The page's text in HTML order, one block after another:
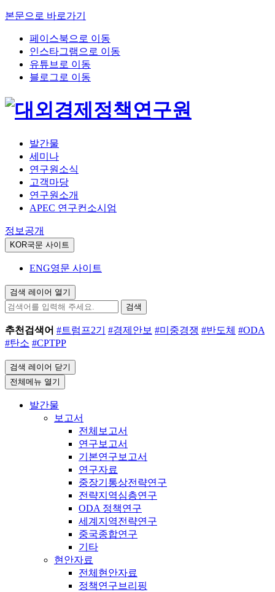
본문으로 바로가기
페이스북으로 이동
인스타그램으로 이동
유튜브로 이동
블로그로 이동
발간물
세미나
연구원소식
고객마당
연구원소개
APEC 연구컨소시엄
정보공개
KOR국문 사이트
ENG영문 사이트
검색 레이어 열기
검색
추천검색어 #트럼프2기 #경제안보 #미중경쟁 #반도체 #ODA
#탄소 #CPTPP
검색 레이어 닫기
전체메뉴 열기
발간물
보고서
전체보고서
연구보고서
기본연구보고서
연구자료
중장기통상전략연구
전략지역심층연구
ODA 정책연구
세계지역전략연구
중국종합연구
기타
현안자료
전체현안자료
정책연구브리핑